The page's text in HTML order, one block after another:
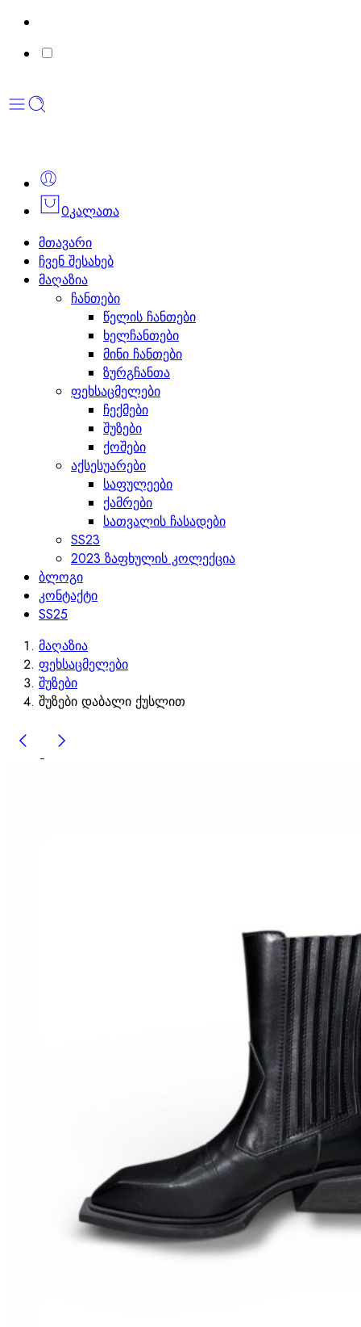
0კალათა
მთავარი
ჩვენ შესახებ
მაღაზია
ჩანთები
წელის ჩანთები
ხელჩანთები
მინი ჩანთები
ზურგჩანთა
ფეხსაცმელები
ჩექმები
შუზები
ქოშები
აქსესუარები
საფულეები
ქამრები
სათვალის ჩასადები
SS23
2023 ზაფხულის კოლექცია
ბლოგი
კონტაქტი
SS25
მაღაზია
ფეხსაცმელები
შუზები
შუზები დაბალი ქუსლით